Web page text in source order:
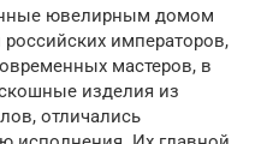
ювелирным домом
императоров,
мастеров, в
изделия из
отличались